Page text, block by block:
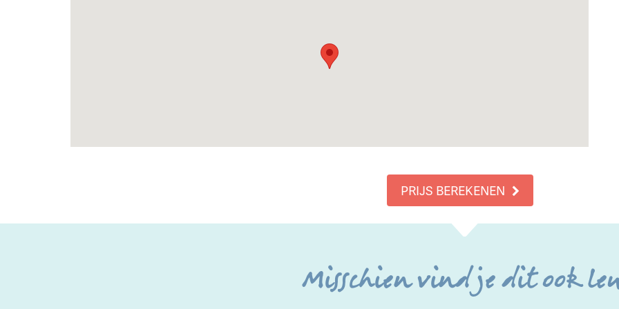
PRIJS BEREKENEN
Misschien vind je dit ook